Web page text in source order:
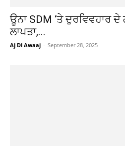
ਊਨਾ SDM ‘ਤੇ ਦੁਰਵਿਵਹਾਰ
ਲਾਪਤਾ,...
Aj Di Awaaj - September 28, 2025